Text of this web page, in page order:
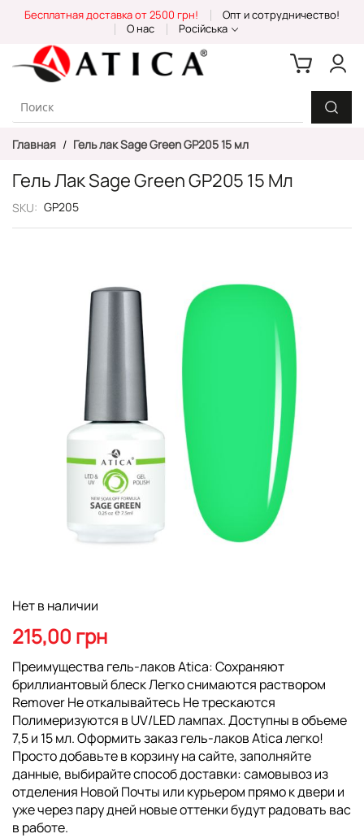
Content
Бесплатная доставка от 2500 грн!
Опт и сотрудничество!
О нас
Російська
Главная Гель лак Sage Green GP205 15 мл
Гель Лак Sage Green GP205 15 Мл
SKU GP205
изображений
к
началу
галереи
изображений
Нет в наличии
215,00 грн
Преимущества гель-лаков Atica: Сохраняют
бриллиантовый блеск Легко снимаются раствором
Remover Не откалывайтесь Не трескаются
Полимеризуются в UV/LED лампах. Доступны в объеме
7,5 и 15 мл. Оформить заказ гель-лаков Atica легко!
Просто добавьте в корзину на сайте, заполняйте
данные, выбирайте способ доставки: самовывоз из
отделения Новой Почты или курьером прямо к двери и
уже через пару дней новые оттенки будут радовать вас
в работе.